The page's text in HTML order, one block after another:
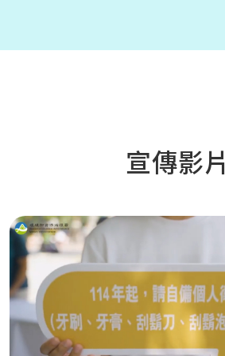
宣傳影片